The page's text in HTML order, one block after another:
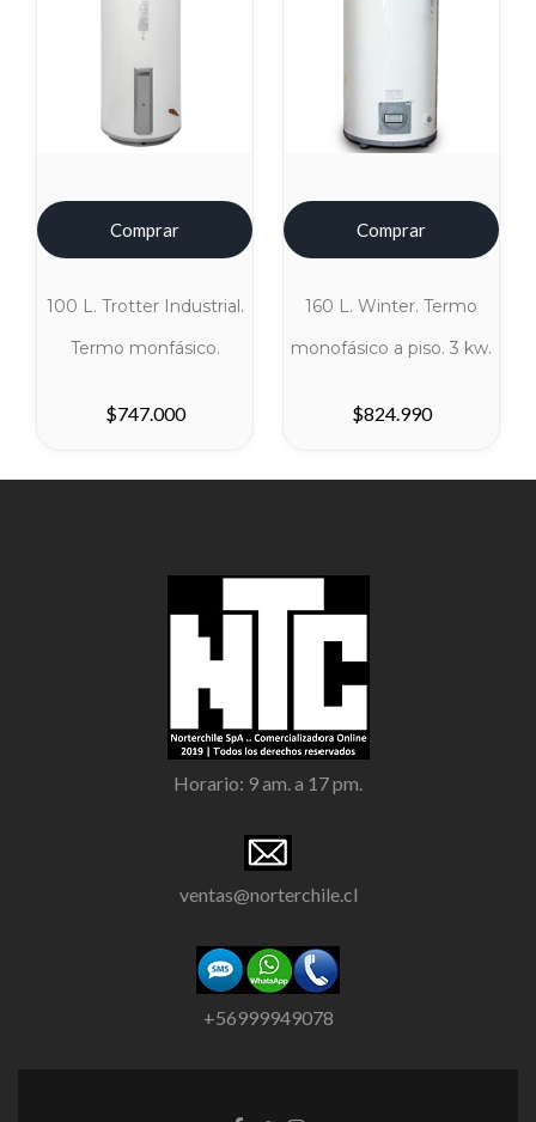
Comprar
100 L. Trotter Industrial.
Termo monfásico.
$747.000
Comprar
160 L. Winter. Termo
monofásico a piso. 3 kw.
$824.990
Horario: 9 am. a 17 pm.
ventas@norterchile.cl
+56999949078